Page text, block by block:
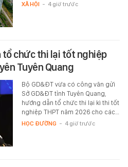
XÃ HỘI - 4 giờ trước
tổ chức thi lại tốt nghiệp
Tuyên Quang
Bộ GD&ĐT vừa có công văn gửi
Sở GD&ĐT tỉnh Tuyên Quang,
hướng dẫn tổ chức thi lại kì thi tốt
nghiệp THPT năm 2026 cho các…
HỌC ĐƯỜNG - 4 giờ trước